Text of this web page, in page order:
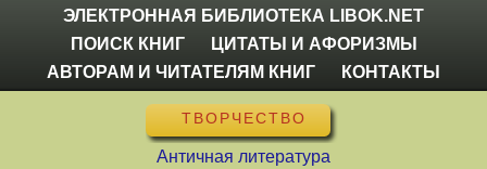
ЭЛЕКТРОННАЯ БИБЛИОТЕКА LIBOK.NET
ПОИСК КНИГ
ЦИТАТЫ И АФОРИЗМЫ
АВТОРАМ И ЧИТАТЕЛЯМ КНИГ
КОНТАКТЫ
ТВОРЧЕСТВО
Античная литература